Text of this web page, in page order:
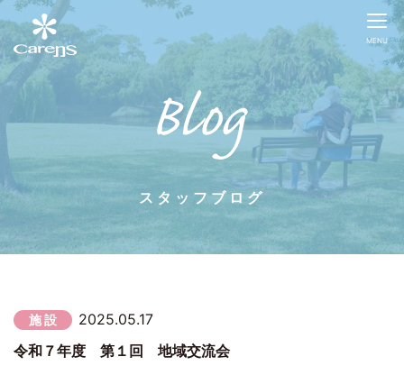
MENU
スタッフブログ
施 設
2025.05.17
令和７年度 第１回 地域交流会